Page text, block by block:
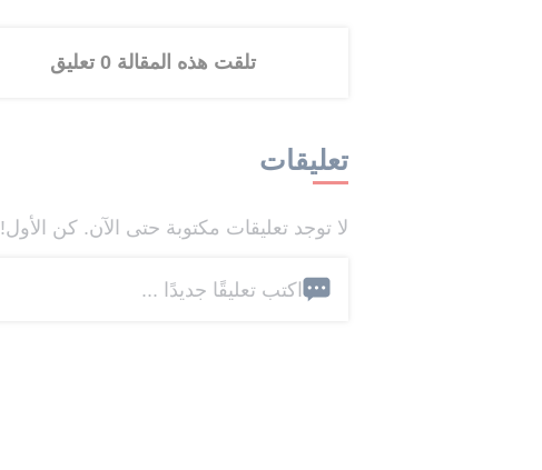
تلقت هذه المقالة 0 تعليق
تعليقات
لا توجد تعليقات مكتوبة حتى الآن. كن الأول!
اكتب تعليقًا جديدًا ...